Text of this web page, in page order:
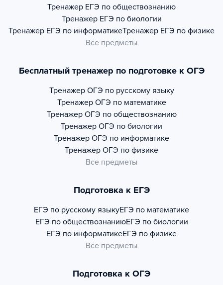
Тренажер ЕГЭ по обществознанию
Тренажер ЕГЭ по биологии
Тренажер ЕГЭ по информатикеТренажер ЕГЭ по физике
Все предметы
Бесплатный тренажер по подготовке к ОГЭ
Тренажер ОГЭ по русскому языку
Тренажер ОГЭ по математике
Тренажер ОГЭ по обществознанию
Тренажер ОГЭ по биологии
Тренажер ОГЭ по информатике
Тренажер ОГЭ по физике
Все предметы
Подготовка к ЕГЭ
ЕГЭ по русскому языкуЕГЭ по математике
ЕГЭ по обществознаниюЕГЭ по биологии
ЕГЭ по информатикеЕГЭ по физике
Все предметы
Подготовка к ОГЭ